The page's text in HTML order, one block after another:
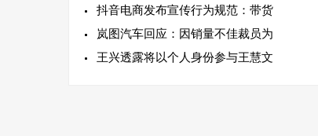
抖音电商发布宣传行为规范：带货
岚图汽车回应：因销量不佳裁员为
王兴透露将以个人身份参与王慧文